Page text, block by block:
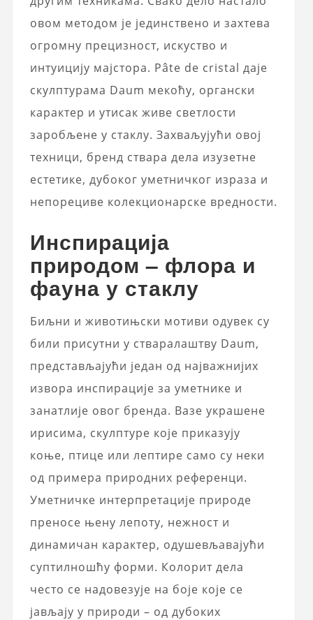
овом методом је јединствено и захтева
огромну прецизност, искуство и
интуицију мајстора. Pâte de cristal даје
скулптурама Daum мекоћу, органски
карактер и утисак живе светлости
заробљене у стаклу. Захваљујући овој
техници, бренд ствара дела изузетне
естетике, дубоког уметничког израза и
непорециве колекционарске вредности.
Инспирација
природом – флора и
фауна у стаклу
Биљни и животињски мотиви одувек су
били присутни у стваралаштву Daum,
представљајући један од најважнијих
извора инспирације за уметнике и
занатлије овог бренда. Вазе украшене
ирисима, скулптуре које приказују
коње, птице или лептире само су неки
од примера природних референци.
Уметничке интерпретације природе
преносе њену лепоту, нежност и
динамичан карактер, одушевљавајући
суптилношћу форми. Колорит дела
често се надовезује на боје које се
јављају у природи – од дубоких